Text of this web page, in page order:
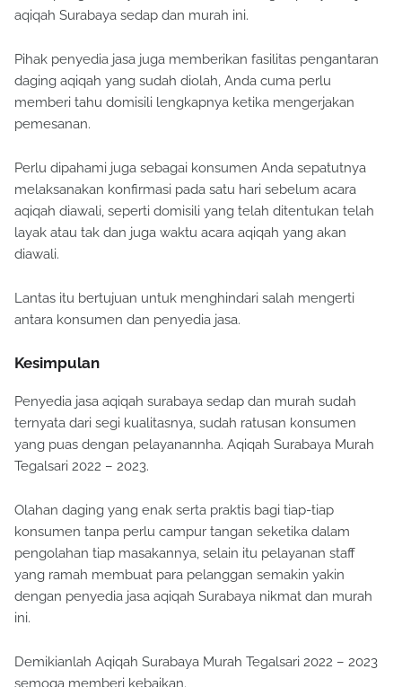
aqiqah Surabaya sedap dan murah ini.
Pihak penyedia jasa juga memberikan fasilitas pengantaran
daging aqiqah yang sudah diolah, Anda cuma perlu
memberi tahu domisili lengkapnya ketika mengerjakan
pemesanan.
Perlu dipahami juga sebagai konsumen Anda sepatutnya
melaksanakan konfirmasi pada satu hari sebelum acara
aqiqah diawali, seperti domisili yang telah ditentukan telah
layak atau tak dan juga waktu acara aqiqah yang akan
diawali.
Lantas itu bertujuan untuk menghindari salah mengerti
antara konsumen dan penyedia jasa.
Kesimpulan
Penyedia jasa aqiqah surabaya sedap dan murah sudah
ternyata dari segi kualitasnya, sudah ratusan konsumen
yang puas dengan pelayanannha. Aqiqah Surabaya Murah
Tegalsari 2022 – 2023.
Olahan daging yang enak serta praktis bagi tiap-tiap
konsumen tanpa perlu campur tangan seketika dalam
pengolahan tiap masakannya, selain itu pelayanan staff
yang ramah membuat para pelanggan semakin yakin
dengan penyedia jasa aqiqah Surabaya nikmat dan murah
ini.
Demikianlah Aqiqah Surabaya Murah Tegalsari 2022 – 2023
semoga memberi kebaikan.